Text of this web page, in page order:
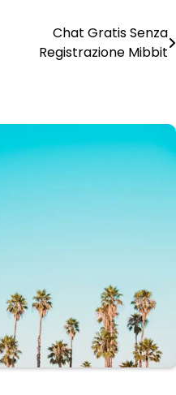
Chat Gratis Senza
Registrazione Mibbit